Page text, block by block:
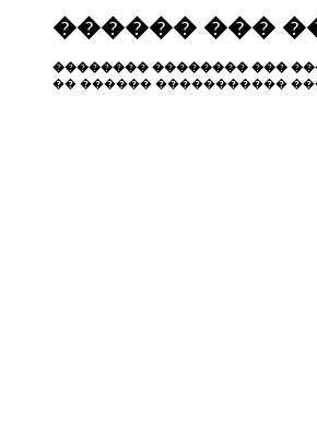
������ ���
�������� �������� ���
�� ������ �����������